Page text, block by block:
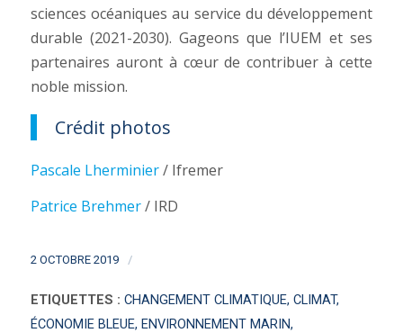
sciences océaniques au service du développement
durable (2021-2030). Gageons que l’IUEM et ses
partenaires auront à cœur de contribuer à cette
noble mission.
Crédit photos
Pascale Lherminier/ Ifremer
Patrice Brehmer/ IRD
2 OCTOBRE 2019 /
ETIQUETTES : CHANGEMENT CLIMATIQUE, CLIMAT,
ÉCONOMIE BLEUE, ENVIRONNEMENT MARIN,